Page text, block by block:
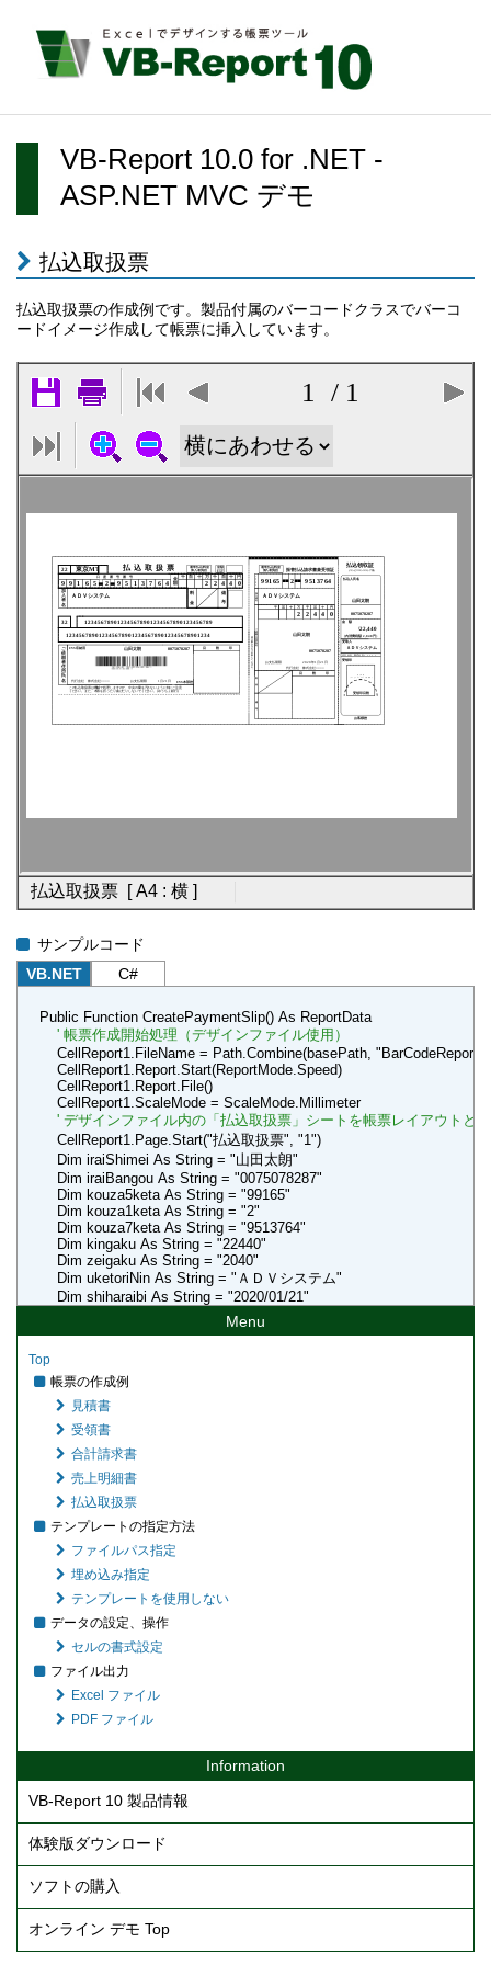
VB-Report 10.0 for .NET -
ASP.NET MVC デモ
払込取扱票
払込取扱票の作成例です。製品付属のバーコードクラスでバーコ
ードイメージ作成して帳票に挿入しています。
サンプルコード
VB.NET
C#
Public Function CreatePaymentSlip() As ReportData
' 帳票作成開始処理（デザインファイル使用）
CellReport1.FileName = Path.Combine(basePath,
CellReport1.Report.Start(ReportMode.Speed)
CellReport1.Report.File()
CellReport1.ScaleMode = ScaleMode.Millimeter
' デザインファイル内の「払込取扱票」シートを帳票レイアウトと
CellReport1.Page.Start("払込取扱票", "1")
Dim iraiShimei As String = "山田太朗"
Dim iraiBangou As String = "0075078287"
Dim kouza5keta As String = "99165"
Dim kouza1keta As String = "2"
Dim kouza7keta As String = "9513764"
Dim kingaku As String = "22440"
Dim zeigaku As String = "2040"
Dim uketoriNin As String = "ＡＤＶシステム"
Dim shiharaibi As String = "2020/01/21"
For intidx As Integer = 1 To length
su = kouza5keta.Substring(length - intidx, 1)
CellReport1.Cell("**口座番号5-" + intidx.ToString()).Value = su
Next
CellReport1.Cell("**口座番号5").Value = kouza5keta
CellReport1.Cell("**口座番号1").Value = kouza1keta
length = kouza7keta.Length
For intidx As Integer = 1 To length
su = kouza7keta.Substring(length - intidx, 1)
CellReport1.Cell("**口座番号7-" + intidx.ToString()).Value = su
CellReport1.Cell("**口座番号7").Value = kouza7keta
length = kingaku.Length
For intidx As Integer = 1 To length
su = kingaku.Substring(length - intidx, 1)
CellReport1.Cell("**金額" + intidx.ToString()).Value = su
Next
CellReport1.Cell("**金額").Value = Convert.ToInt32(kingaku)
Dim intZeigaku As Integer = Convert.ToInt32(zeigaku)
CellReport1.Cell("**税額").Value = "（内消費税額 " +
CellReport1.Cell("**受取人").Value = uketoriNin
CellReport1.Cell("**依頼者番号").Value = iraiBangou
CellReport1.Cell("**支払期限").Value =
' バーコードメッセージ（チェックデジットは自動で付加されます）
Dim barcodeMessage As String =
' 料金代理収納用バーコード生成
BarCode1.Type = BarCodeType.GS1Fixed
BarCode1.Unit = Unit.Pixel
BarCode1.Element = 4
BarCode1.ShowMessage = True
Menu
Top
帳票の作成例
見積書
受領書
合計請求書
売上明細書
払込取扱票
テンプレートの指定方法
ファイルパス指定
埋め込み指定
テンプレートを使用しない
データの設定、操作
セルの書式設定
ファイル出力
Excel ファイル
PDF ファイル
Information
VB-Report 10 製品情報
体験版ダウンロード
ソフトの購入
オンライン デモ Top